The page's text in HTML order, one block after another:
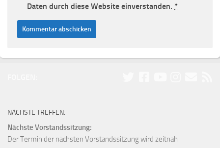
Daten durch diese Website einverstanden. *
NÄCHSTE TREFFEN:
Nächste Vorstandssitzung:
Der Termin der nächsten Vorstandssitzung wird zeitnah